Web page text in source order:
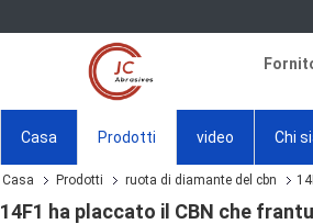
Casa Prodotti video Chi
Casa Prodotti ruota di diamante del cbn
14F1 ha placcato il CBN che